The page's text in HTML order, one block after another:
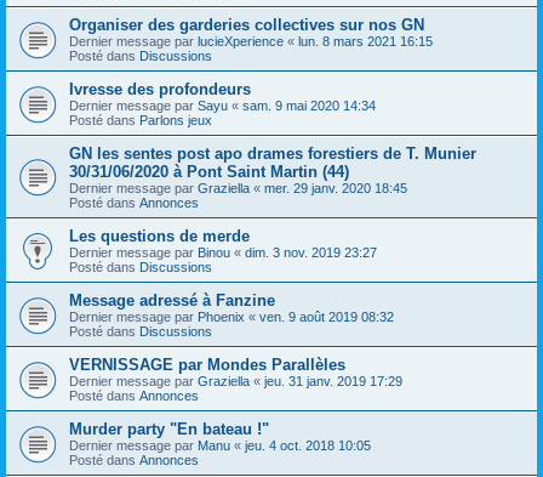
Organiser des garderies collectives sur nos GN
Dernier message par lucieXperience « lun. 8 mars 2021 16:15
Posté dans Discussions
Ivresse des profondeurs
Dernier message par Sayu « sam. 9 mai 2020 14:34
Posté dans Parlons jeux
GN les sentes post apo drames forestiers de T. Munier
30/31/06/2020 à Pont Saint Martin (44)
Dernier message par Graziella « mer. 29 janv. 2020 18:45
Posté dans Annonces
Les questions de merde
Dernier message par Binou « dim. 3 nov. 2019 23:27
Posté dans Discussions
Message adressé à Fanzine
Dernier message par Phoenix « ven. 9 août 2019 08:32
Posté dans Discussions
VERNISSAGE par Mondes Parallèles
Dernier message par Graziella « jeu. 31 janv. 2019 17:29
Posté dans Annonces
Murder party "En bateau !"
Dernier message par Manu « jeu. 4 oct. 2018 10:05
Posté dans Annonces